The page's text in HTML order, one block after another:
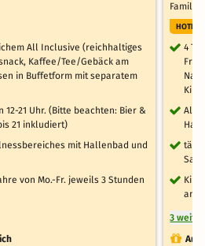
All Inclusive (reichhaltiges
Kaffee/Tee/Gebäck am
in Buffetform mit separatem
21 Uhr. (Bitte beachten: Bier &
21 inkludiert)
mit Hallenbad und
von Mo.-Fr. jeweils 3 Stunden
4
am
3